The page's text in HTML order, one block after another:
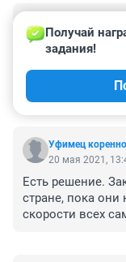
21 мая 2021,
По Проспекту
чем по тротуару
Задолбали
обязательно не
Уфимец
Получай
задания!
20 мая 2021,
Есть решение.
стране, пока они
скорости всех